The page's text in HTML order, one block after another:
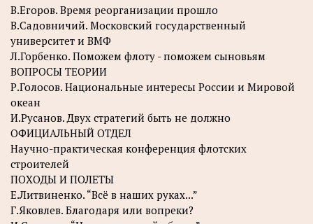
В.Егоров. Время реорганизации прошло
В.Садовничий. Московский государственный
университет и ВМФ
Л.Горбенко. Поможем флоту - поможем сыновьям
ВОПРОСЫ ТЕОРИИ
Р.Голосов. Национальные интересы России и Мировой
океан
И.Русанов. Двух стратегий быть не должно
ОФИЦИАЛЬНЫЙ ОТДЕЛ
Научно-практическая конференция флотских
строителей
ПОХОДЫ И ПОЛЕТЫ
Е.Литвиненко. “Всё в наших руках...”
Г.Яковлев. Благодаря или вопреки?